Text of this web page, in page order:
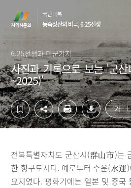
영
역
바
로
가
기
역
바
로
가
기
국난극복
동족상잔의 비극, 6·25전쟁
6.25전쟁과 미군기지
사진과 기록으로 보는 '군
~2025)'
가
전북특별자치도 군산시(群山市)는
한 항구도시다. 예로부터 수운(水運
요지였다. 평화기에는 일본 및 중국